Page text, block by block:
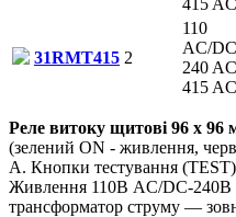
31RMT415 2
110
AC/
240
415 AC
Реле витоку щитові 96 х 96
(зелений ON - живлення,
А. Кнопки тестування
Живлення 110В AC/DC-240В
трансформатор струму —